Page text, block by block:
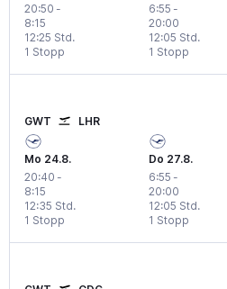
20:50 -
8:15
1 Stopp
12:25 Std.
6:55 -
20:00
1 Stopp
12:05 Std.
GWT LHR
Mo 24.8.
20:40 -
8:15
1 Stopp
12:35 Std.
Do 27.8.
6:55 -
20:00
1 Stopp
12:05 Std.